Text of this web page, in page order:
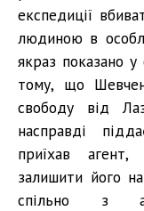
експедиції
людиною в
якраз показано у
тому, що
свободу від
насправді
приїхав
залишити його
спільно з